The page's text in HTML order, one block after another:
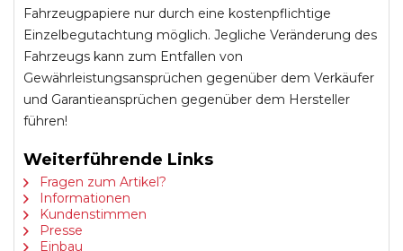
Fahrzeugpapiere nur durch eine kostenpflichtige
Einzelbegutachtung möglich. Jegliche Veränderung des
Fahrzeugs kann zum Entfallen von
Gewährleistungsansprüchen gegenüber dem Verkäufer
und Garantieansprüchen gegenüber dem Hersteller
führen!
Weiterführende Links
Fragen zum Artikel?
Informationen
Kundenstimmen
Presse
Einbau